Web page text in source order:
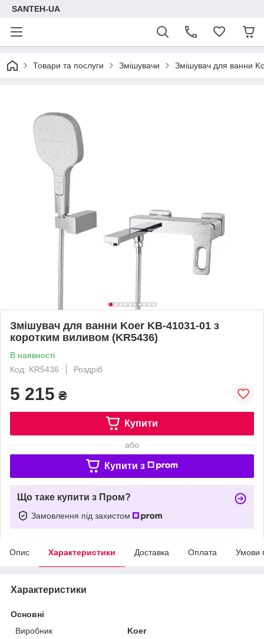
SANTEH-UA
Товари та послуги Змішувачи Змішувач для ванни
Змішувач для ванни Koer KB-41031-01 з
коротким виливом (KR5436)
В наявності
Код: KR5436
Роздріб
5 215 ₴
Купити
або
Купити з
Що таке купити з Пром?
Замовлення під захистом
Опис Характеристики Доставка Оплата Умови
Характеристики
Основні
Виробник
Koer